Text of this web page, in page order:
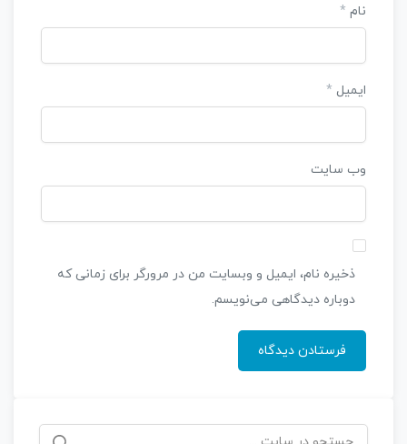
نام *
ایمیل *
وب‌ سایت
ذخیره نام، ایمیل و وبسایت من در مرورگر برای زمانی که
دوباره دیدگاهی می‌نویسم.